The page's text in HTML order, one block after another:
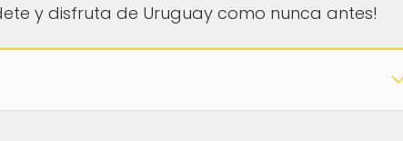
y disfruta de Uruguay como nunca antes!